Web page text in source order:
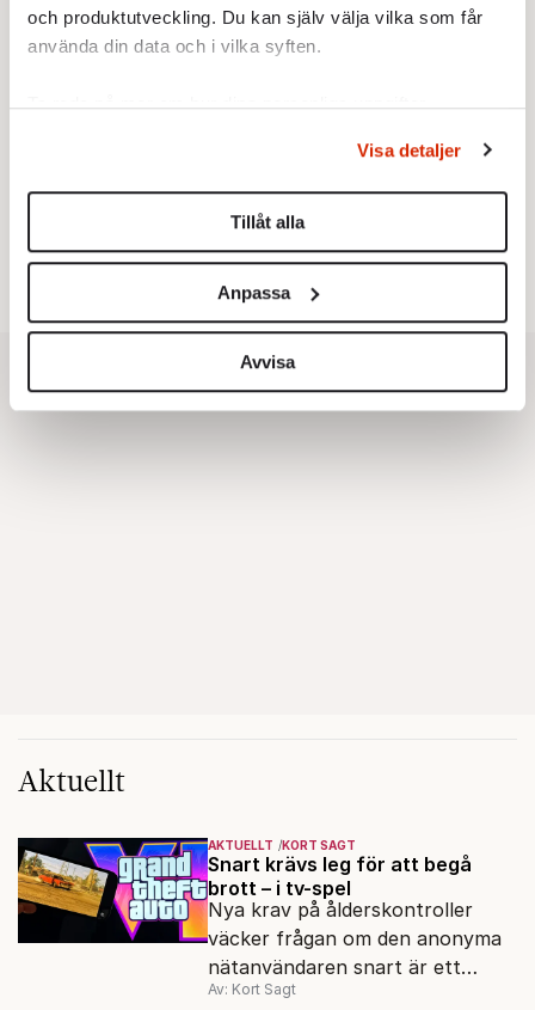
och produktutveckling. Du kan själv välja vilka som får
använda din data och i vilka syften.
Ta reda på mer om hur dina personliga uppgifter
Du kan ändra eller dra tillbaka ditt samtycke när som
helst från cookie-förklaringen.
Vi använder enhetsidentifierare för att anpassa innehållet
för sociala medier och analysera vår trafik. Vi
vidarebefordrar även sådana identifierare och annan
information från din enhet till de sociala medier och
annons- och analysföretag som vi samarbetar med.
Visa detaljer
Tillåt alla
Anpassa
Avvisa
Testa här!
Aktuellt
AKTUELLT KORT SAGT
Snart krävs leg för att begå
brott – i tv-spel
Nya krav på ålderskontroller
väcker frågan om den anonyma
nätanvändaren snart är ett
minne blott.
Av: Kort Sagt